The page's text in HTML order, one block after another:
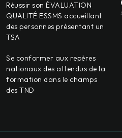
Réussir son ÉVALUATION
QUALITÉ ESSMS accueillant
des personnes présentant un
TSA
Se conformer aux repères
nationaux des attendus de la
formation dans le champs
des TND